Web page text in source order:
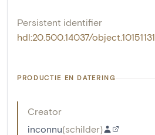
Persistent identifier
hdl:20.500.14037/object.10151131
PRODUCTIE EN DATERING
Creator
inconnu(schilder)